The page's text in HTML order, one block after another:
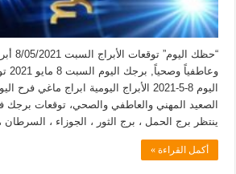
“حظك
الصعيد المهني والعاطفي والصحي، توقعات
ينتظر برج الحمل ، برج الثور ، الجوزاء ، السرطان
أكمل القراءة »